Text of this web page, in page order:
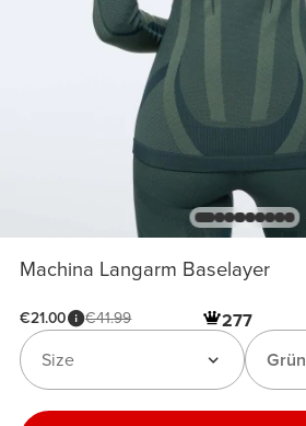
Machina Langarm Baselayer
€21.00 €41.99 277
Grün
Size